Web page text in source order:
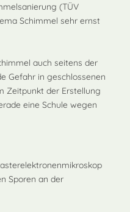
(TÜV
Schimmel sehr ernst
auch seitens der
Gefahr in geschlossenen
Zeitpunkt der Erstellung
eine Schule wegen
Sporen an der